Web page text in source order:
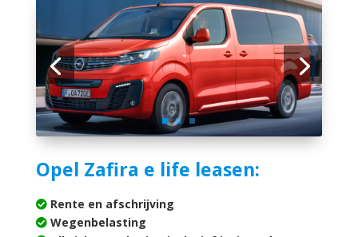
Opel Zafira e life leasen:
Rente en afschrijving
Wegenbelasting